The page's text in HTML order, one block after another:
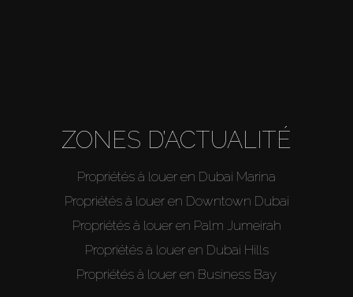
Louer
Vendre
Hors Plan
ZONES D’ACTUALITÉ
Propriétés à louer en Dubai Marina
Propriétés à louer en Downtown Dubai
Propriétés à louer en Palm Jumeirah
Propriétés à louer en Dubai Hills
Propriétés à louer en Business Bay